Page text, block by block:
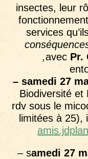
insectes, leur
services
,avec Pr.
– samedi 27
Biodiversité et
rdv sous le
limitées à 25),
– samedi 27